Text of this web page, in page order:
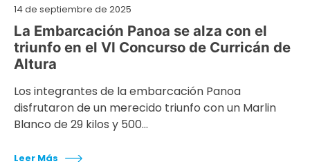
14 de septiembre de 2025
La Embarcación Panoa se alza con el
triunfo en el VI Concurso de Curricán de
Altura
Los integrantes de la embarcación Panoa
disfrutaron de un merecido triunfo con un Marlin
Blanco de 29 kilos y 500…
Leer Más